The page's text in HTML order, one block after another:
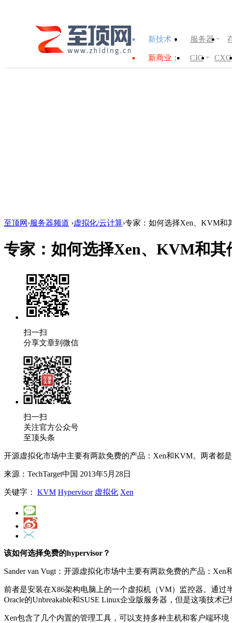
新技术： 服务器
新商业： CIO CXO
至顶网 ›服务器频道 ›虚拟化/云计算›专家：如何选择Xen、KVM和
专家：如何选择Xen、KVM和其
扫一扫
分享文章到微信
扫一扫
关注官方公众号
至顶头条
开源虚拟化市场中主要有两款免费的产品：Xen和KVM。两者都
来源：TechTarget中国 2013年5月28日
关键字： KVM Hypervisor 虚拟化 Xen
该如何选择免费的hypervisor？
Sander van Vugt：开源虚拟化市场中主要有两款免费的产品：
前者是安装在X86架构电脑上的一个虚拟机（VM）监控器。通过
Oracle的Unbreakable和SUSE Linux企业版服务器，但是这项技
Xen包含了几个内置的管理工具，可以支持多种主机和客户端环